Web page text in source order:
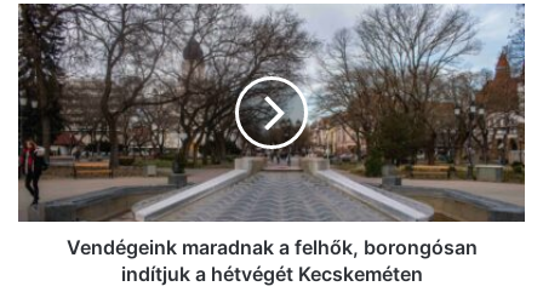
az
ÁRKÁD
Szegedben!
Vendégeink
maradnak
a
felhők,
borongósan
indítjuk
a
hétvégét
Kecskeméten
Vendégeink maradnak a felhők, borongósan
indítjuk a hétvégét Kecskeméten